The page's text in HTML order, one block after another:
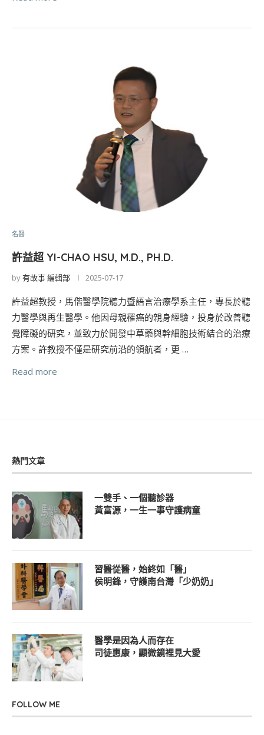
名醫
許益超 YI-CHAO HSU, M.D., PH.D.
by有故事 編輯部 2025-07-17
許益超教授，馬偕醫學院聽力暨語言治療學系主任，專長於聽
力醫學與再生醫學。他因母親罹癌的親身經驗，投身於改善聽
覺障礙的研究，並致力於開發中草藥與幹細胞技術結合的治療
方案。許教授不僅是研究前沿的領航者，更 …
Read more
熱門文章
一雙手、一個聽診器
黃富源，一生一事守護病童
習醫從醫，始終如「醫」
侯明鋒，守護南台灣「少奶奶」
醫學是因為人而存在
司徒惠康，顯微鏡裡見大愛
FOLLOW ME